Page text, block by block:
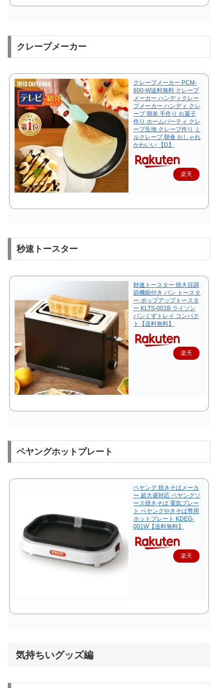
クレープメーカー
クレープメーカー PCM-
800-W送料無料 クレープ
メーカー ハンディクレー
プメーカー ハンディ クレ
ープ 簡単 手作り お菓子
作り ホームパーティ クレ
ープ生地 クレープ作り ミ
ルクレープ 朝食 おしゃれ
かわいい 【D】
楽天
秒速トースター
秒速トースター 焼き目調
節機能付き パン トースタ
ー ポップアップトースタ
ー KLTS-001B ライソン
パンくずトレイ コンパク
ト【送料無料】
楽天
ペヤングホットプレート
ペヤング 焼きそばメーカ
ー 超大盛対応 ペヤングソ
ース焼きそば 電気プレー
ト ペヤングやきそば専用
ホットプレート KDEG-
001W【送料無料】
楽天
気持ちいグッズ編